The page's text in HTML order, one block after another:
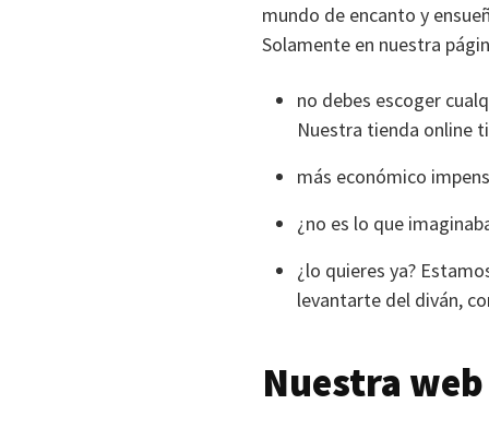
mundo de encanto y
Solamente en nuestra
no debes escoger
Nuestra tienda online
más económico
¿no es lo que
¿lo quieres ya?
levantarte del diván,
Nuestra